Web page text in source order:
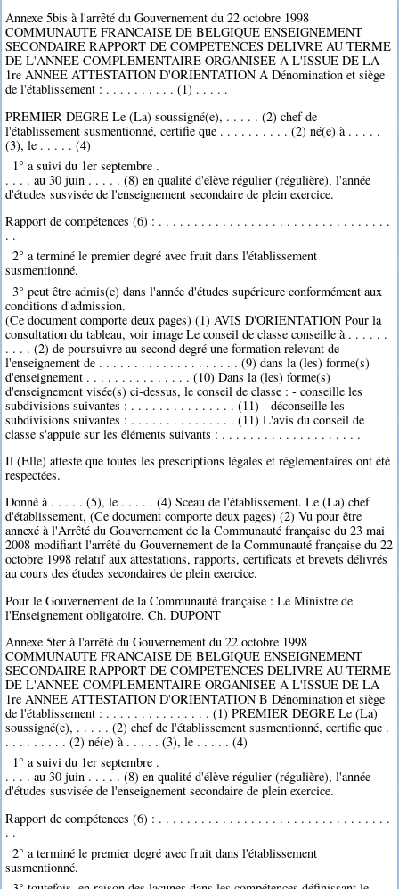
Annexe 5bis à l'arrêté du Gouvernement du 22 octobre 1998
COMMUNAUTE FRANCAISE DE BELGIQUE ENSEIGNEMENT
SECONDAIRE RAPPORT DE COMPETENCES DELIVRE AU TERME
DE L'ANNEE COMPLEMENTAIRE ORGANISEE A L'ISSUE DE LA
1re ANNEE ATTESTATION D'ORIENTATION A Dénomination et siège
de l'établissement : . . . . . . . . . . (1) . . . . .
PREMIER DEGRE Le (La) soussigné(e), . . . . . (2) chef de
l'établissement susmentionné, certifie que . . . . . . . . . . (2) né(e) à . . . . .
(3), le . . . . . (4)
1° a suivi du 1er septembre .
. . . . au 30 juin . . . . . (8) en qualité d'élève régulier (régulière), l'année
d'études susvisée de l'enseignement secondaire de plein exercice.
Rapport de compétences (6) : . . . . . . . . . . . . . . . . . . . . . . . . . . . . . . . . .
. .
2° a terminé le premier degré avec fruit dans l'établissement
susmentionné.
3° peut être admis(e) dans l'année d'études supérieure conformément aux
conditions d'admission.
(Ce document comporte deux pages) (1) AVIS D'ORIENTATION Pour la
consultation du tableau, voir image Le conseil de classe conseille à . . . . . .
. . . . (2) de poursuivre au second degré une formation relevant de
l'enseignement de . . . . . . . . . . . . . . . . . . . . (9) dans la (les) forme(s)
d'enseignement . . . . . . . . . . . . . . . (10) Dans la (les) forme(s)
d'enseignement visée(s) ci-dessus, le conseil de classe : - conseille les
subdivisions suivantes : . . . . . . . . . . . . . . . (11) - déconseille les
subdivisions suivantes : . . . . . . . . . . . . . . . (11) L'avis du conseil de
classe s'appuie sur les éléments suivants : . . . . . . . . . . . . . . . . . . . .
Il (Elle) atteste que toutes les prescriptions légales et réglementaires ont été
respectées.
Donné à . . . . . (5), le . . . . . (4) Sceau de l'établissement. Le (La) chef
d'établissement, (Ce document comporte deux pages) (2) Vu pour être
annexé à l'Arrêté du Gouvernement de la Communauté française du 23 mai
2008 modifiant l'arrêté du Gouvernement de la Communauté française du 22
octobre 1998 relatif aux attestations, rapports, certificats et brevets délivrés
au cours des études secondaires de plein exercice.
Pour le Gouvernement de la Communauté française : Le Ministre de
l'Enseignement obligatoire, Ch. DUPONT
Annexe 5ter à l'arrêté du Gouvernement du 22 octobre 1998
COMMUNAUTE FRANCAISE DE BELGIQUE ENSEIGNEMENT
SECONDAIRE RAPPORT DE COMPETENCES DELIVRE AU TERME
DE L'ANNEE COMPLEMENTAIRE ORGANISEE A L'ISSUE DE LA
1re ANNEE ATTESTATION D'ORIENTATION B Dénomination et siège
de l'établissement : . . . . . . . . . . . . . . . (1) PREMIER DEGRE Le (La)
soussigné(e), . . . . . (2) chef de l'établissement susmentionné, certifie que .
. . . . . . . . . (2) né(e) à . . . . . (3), le . . . . . (4)
1° a suivi du 1er septembre .
. . . . au 30 juin . . . . . (8) en qualité d'élève régulier (régulière), l'année
d'études susvisée de l'enseignement secondaire de plein exercice.
Rapport de compétences (6) : . . . . . . . . . . . . . . . . . . . . . . . . . . . . . . . . .
. .
2° a terminé le premier degré avec fruit dans l'établissement
susmentionné.